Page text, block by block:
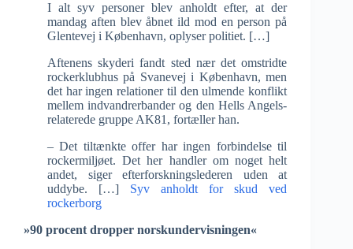
I alt syv personer blev anholdt efter, at der
mandag aften blev åbnet ild mod en person på
Glentevej i København, oplyser politiet. […]
Aftenens skyderi fandt sted nær det omstridte
rockerklubhus på Svanevej i København, men
det har ingen relationer til den ulmende konflikt
mellem indvandrerbander og den Hells Angels-
relaterede gruppe AK81, fortæller han.
– Det tiltænkte offer har ingen forbindelse til
rockermiljøet. Det her handler om noget helt
andet, siger efterforskningslederen uden at
uddybe. […] Syv anholdt for skud ved
rockerborg
»90 procent dropper norskundervisningen«